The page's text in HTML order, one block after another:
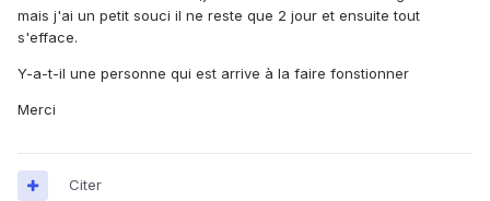
mais j'ai un petit souci il ne reste que 2 jour et ensuite tout
s'efface.
Y-a-t-il une personne qui est arrive à la faire fonstionner
Merci
Citer